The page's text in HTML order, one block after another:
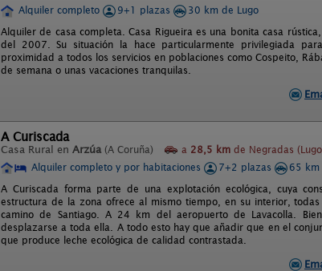
Alquiler completo
9+1 plazas
30 km de Lugo
Alquiler de casa completa. Casa Rigueira es una bonita casa
del 2007. Su situación la hace particularmente privilegiada
proximidad a todos los servicios en poblaciones como Cospeito,
de semana o unas vacaciones tranquilas.
A Curiscada
Casa Rural en Arzúa (A Coruña) a 28,5 km de Negradas
Alquiler completo y por habitaciones
7+2 plazas
65 km
A Curiscada forma parte de una explotación ecológica, cuya
estructura de la zona ofrece al mismo tiempo, en su interior,
camino de Santiago. A 24 km del aeropuerto de Lavacolla.
desplazarse a toda ella. A todo esto hay que añadir que en el
que produce leche ecológica de calidad contrastada.